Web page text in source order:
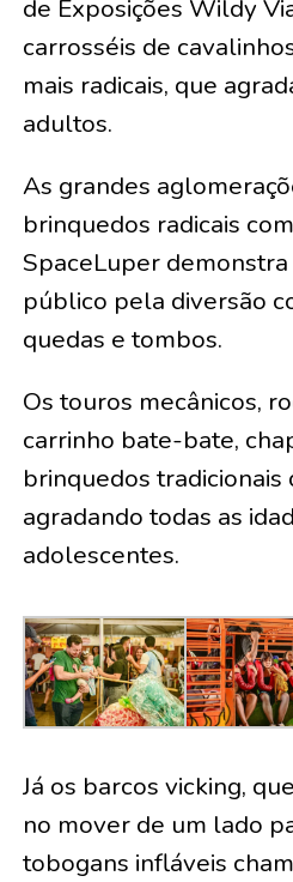
de Exposições Wildy
carrosséis de
mais radicais, que
adultos.
As grandes
brinquedos radicais
SpaceLuper
público pela diversão
quedas e tombos.
Os touros mecânicos,
carrinho bate-bate,
brinquedos tradicionais
agradando todas as
adolescentes.
Já os barcos vicking,
no mover de um lado
tobogans infláveis